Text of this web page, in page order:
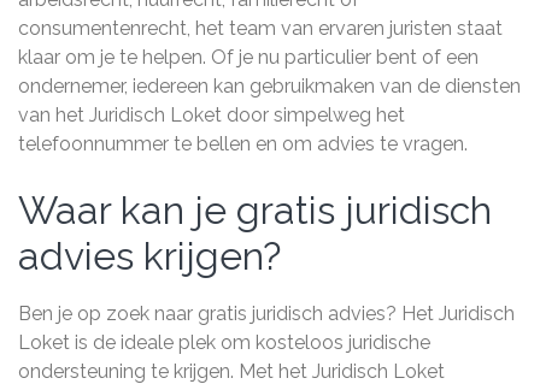
consumentenrecht, het team van ervaren juristen staat
klaar om je te helpen. Of je nu particulier bent of een
ondernemer, iedereen kan gebruikmaken van de diensten
van het Juridisch Loket door simpelweg het
telefoonnummer te bellen en om advies te vragen.
Waar kan je gratis juridisch
advies krijgen?
Ben je op zoek naar gratis juridisch advies? Het Juridisch
Loket is de ideale plek om kosteloos juridische
ondersteuning te krijgen. Met het Juridisch Loket